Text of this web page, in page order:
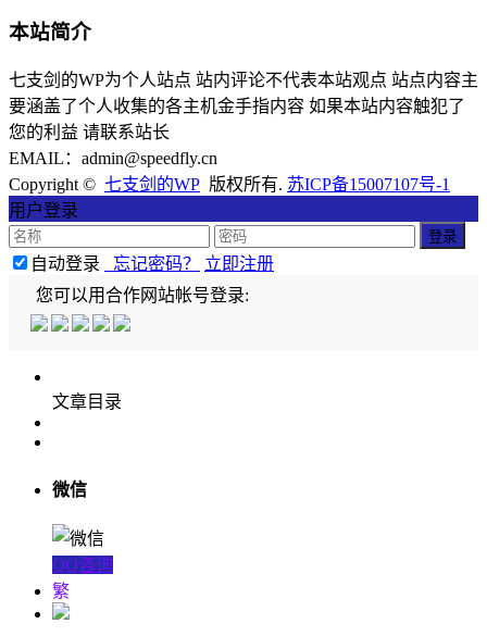
本站简介
七支剑的WP为个人站点 站内评论不代表本站观点 站点内容主
要涵盖了个人收集的各主机金手指内容 如果本站内容触犯了
您的利益 请联系站长
EMAIL：admin@speedfly.cn
Copyright © 七支剑的WP 版权所有. 苏ICP备15007107号-1
用户登录
自动登录 忘记密码？
立即注册
您可以用合作网站帐号登录:
文章目录
微信
QQ咨询
繁